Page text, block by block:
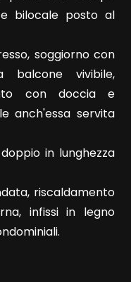
bilocale posto al
soggiorno con
balcone vivibile,
con doccia e
anch'essa servita
in lunghezza
riscaldamento
infissi in legno